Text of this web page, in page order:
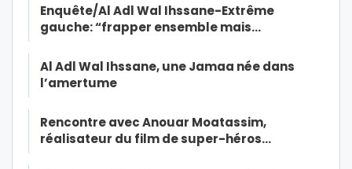
Enquête/Al Adl Wal Ihssane-Extrême
gauche: “frapper ensemble mais…
Al Adl Wal Ihssane, une Jamaa née dans
l’amertume
Rencontre avec Anouar Moatassim,
réalisateur du film de super-héros…